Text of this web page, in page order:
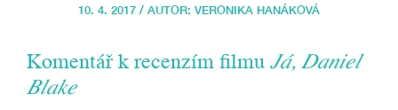
10. 4. 2017 / AUTOR: VERONIKA HANÁKOVÁ
Komentář k recenzím filmu Já, Daniel
Blake